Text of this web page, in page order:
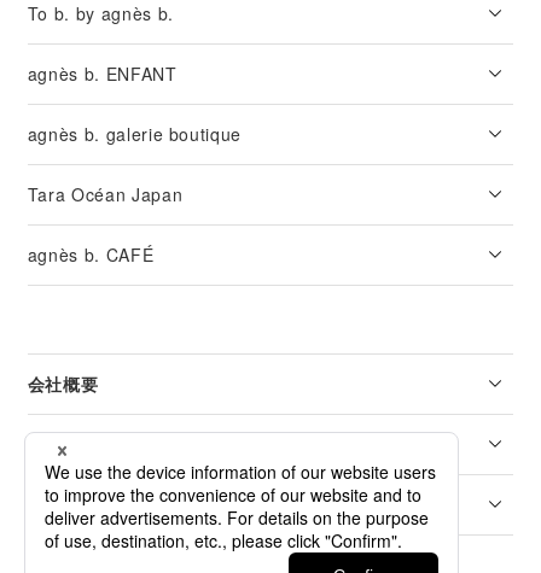
To b. by agnès b.
agnès b. ENFANT
agnès b. galerie boutique
Tara Océan Japan
agnès b. CAFÉ
会社概要
リーガル
カスタマーサービス